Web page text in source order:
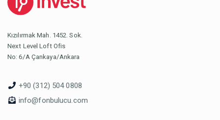
Kızılırmak Mah. 1452. Sok.
Next Level Loft Ofis
No: 6/A Çankaya/Ankara
+90 (312) 504 0808
info@fonbulucu.com